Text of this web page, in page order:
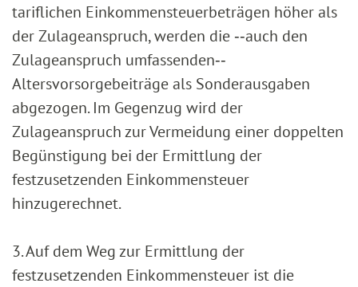
tariflichen Einkommensteuerbeträgen höher als
der Zulageanspruch, werden die ‑‑auch den
Zulageanspruch umfassenden‑‑
Altersvorsorgebeiträge als Sonderausgaben
abgezogen. Im Gegenzug wird der
Zulageanspruch zur Vermeidung einer doppelten
Begünstigung bei der Ermittlung der
festzusetzenden Einkommensteuer
hinzugerechnet.
3. Auf dem Weg zur Ermittlung der
festzusetzenden Einkommensteuer ist die